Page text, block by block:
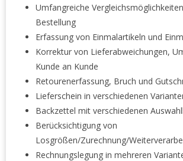
Umfangreiche
Bestellung
Erfassung von Einmalartikeln und
Korrektur von Lieferabweichungen,
Kunde an Kunde
Retourenerfassung, Bruch und
Lieferschein in verschiedenen
Backzettel mit verschiedenen
Berücksichtigung von
Losgrößen/Zurechnung/
Rechnungslegung in mehreren